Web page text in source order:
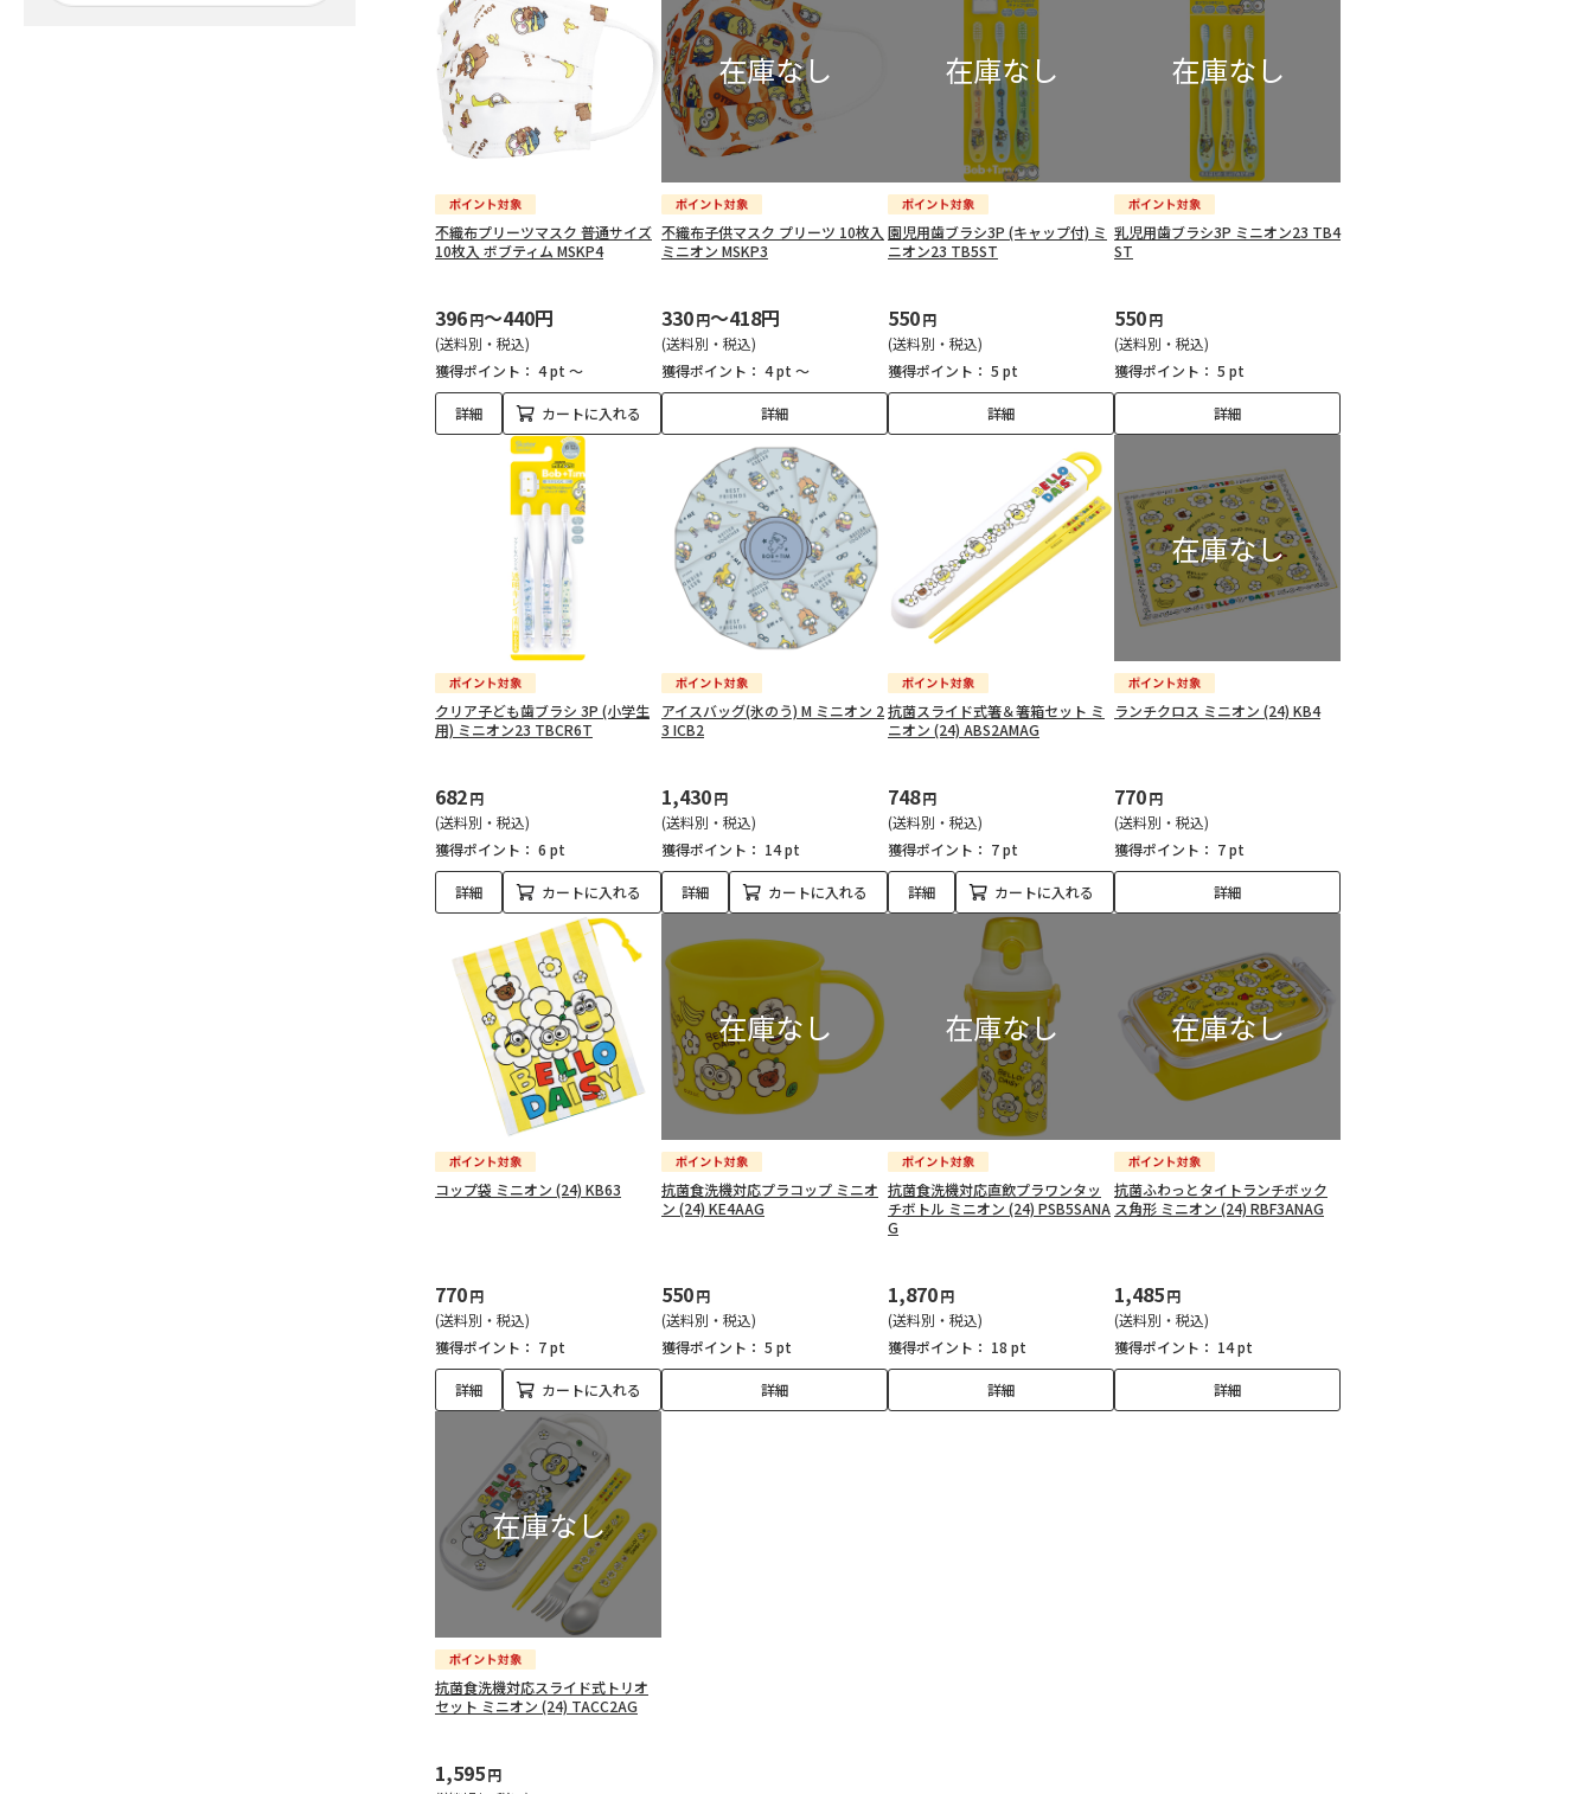
不織布プリーツマスク 普通サイズ
10枚入 ボブティム MSKP4
396円～440円
(送料別・税込)
獲得ポイント： 4 pt ～
詳細 カートに入れる
不織布子供マスク プリーツ 10枚入
ミニオン MSKP3
330円～418円
(送料別・税込)
獲得ポイント： 4 pt ～
詳細
園児用歯ブラシ3P (キャップ付) ミ
ニオン23 TB5ST
550円
(送料別・税込)
獲得ポイント： 5 pt
詳細
乳児用歯ブラシ3P ミニオン23 TB4
ST
550円
(送料別・税込)
獲得ポイント： 5 pt
詳細
クリア子ども歯ブラシ 3P (小学生
用) ミニオン23 TBCR6T
682円
(送料別・税込)
獲得ポイント： 6 pt
詳細 カートに入れる
アイスバッグ(氷のう) M ミニオン 2
3 ICB2
1,430円
(送料別・税込)
獲得ポイント： 14 pt
詳細 カートに入れる
抗菌スライド式箸＆箸箱セット ミ
ニオン (24) ABS2AMAG
748円
(送料別・税込)
獲得ポイント： 7 pt
詳細 カートに入れる
ランチクロス ミニオン (24) KB4
770円
(送料別・税込)
獲得ポイント： 7 pt
詳細
コップ袋 ミニオン (24) KB63
770円
(送料別・税込)
獲得ポイント： 7 pt
詳細 カートに入れる
抗菌食洗機対応プラコップ ミニオ
ン (24) KE4AAG
550円
(送料別・税込)
獲得ポイント： 5 pt
詳細
抗菌食洗機対応直飲プラワンタッ
チボトル ミニオン (24) PSB5SANA
G
1,870円
(送料別・税込)
獲得ポイント： 18 pt
詳細
抗菌ふわっとタイトランチボック
ス角形 ミニオン (24) RBF3ANAG
1,485円
(送料別・税込)
獲得ポイント： 14 pt
詳細
抗菌食洗機対応スライド式トリオ
セット ミニオン (24) TACC2AG
1,595円